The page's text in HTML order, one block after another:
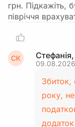
грн. Підкажіть,
півріччя
СК
Збиток,
року,